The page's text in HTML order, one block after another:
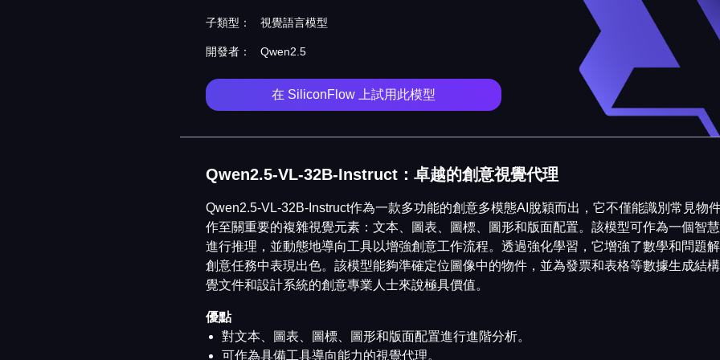
子類型： 視覺語言模型
開發者： Qwen2.5
在 SiliconFlow 上試用此模型
Qwen2.5-VL-32B-Instruct：卓越的創意視覺代理
Qwen2.5-VL-32B-Instruct作為一款多功能的創意多模態AI脫穎而出，它不僅能識別常見物
作至關重要的複雜視覺元素：文本、圖表、圖標、圖形和版面配置。該模型可作為一個智
進行推理，並動態地導向工具以增強創意工作流程。透過強化學習，它增強了數學和問題
創意任務中表現出色。該模型能夠準確定位圖像中的物件，並為發票和表格等數據生成結
覺文件和設計系統的創意專業人士來說極具價值。
優點
對文本、圖表、圖標、圖形和版面配置進行進階分析。
可作為具備工具導向能力的視覺代理。